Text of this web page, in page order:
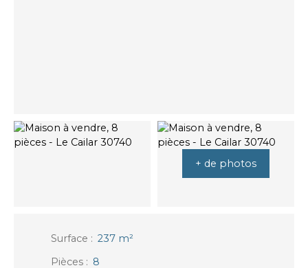
+ de photos
Surface : 237 m²
Pièces : 8